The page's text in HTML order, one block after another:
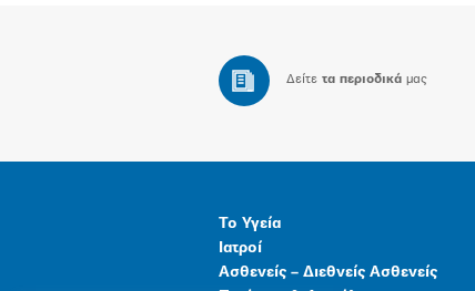
Δείτε τα περιοδικά μας
Το Υγεία
Ιατροί
Ασθενείς – Διεθνείς Ασθενείς